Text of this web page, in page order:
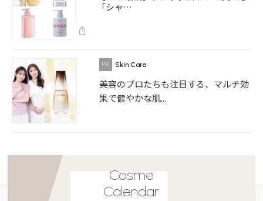
「シャ…
Skin Care
美容のプロたちも注目する、マルチ効
果で健やかな肌...
Cosme
Calendar